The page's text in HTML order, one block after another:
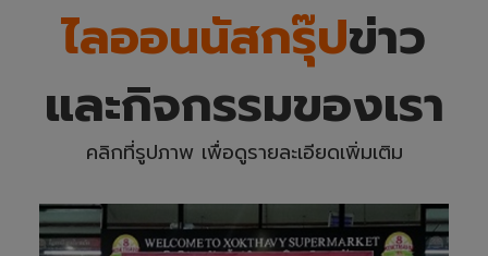
ไลออนนัสกรุ๊ปข่าว
และกิจกรรมของเรา
คลิกที่รูปภาพ เพื่อดูรายละเอียดเพิ่มเติม